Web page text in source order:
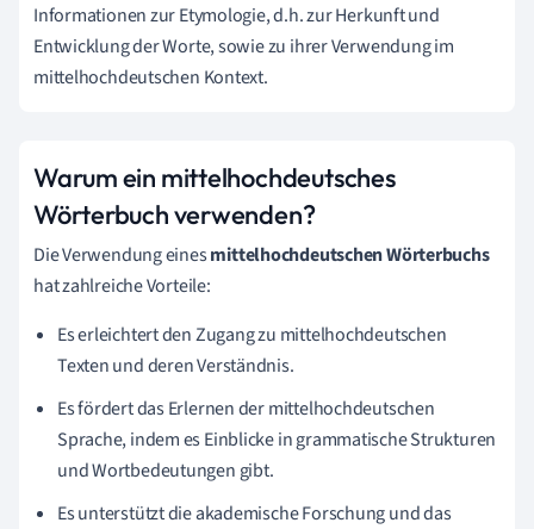
Informationen zur Etymologie, d.h. zur Herkunft und
Entwicklung der Worte, sowie zu ihrer Verwendung im
mittelhochdeutschen Kontext.
Warum ein mittelhochdeutsches
Wörterbuch verwenden?
Die Verwendung einesmittelhochdeutschen Wörterbuchs
hat zahlreiche Vorteile:
Es erleichtert den Zugang zu mittelhochdeutschen
Texten und deren Verständnis.
Es fördert das Erlernen der mittelhochdeutschen
Sprache, indem es Einblicke in grammatische Strukturen
und Wortbedeutungen gibt.
Es unterstützt die akademische Forschung und das